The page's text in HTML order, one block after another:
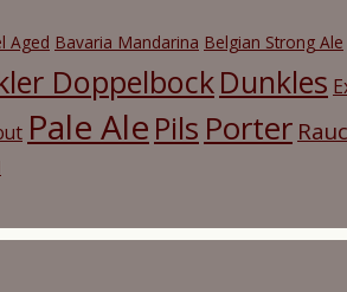
Aged Bavaria Mandarina Belgian Strong Ale
DoppelbockDunkles
Pale Ale Pils Porter